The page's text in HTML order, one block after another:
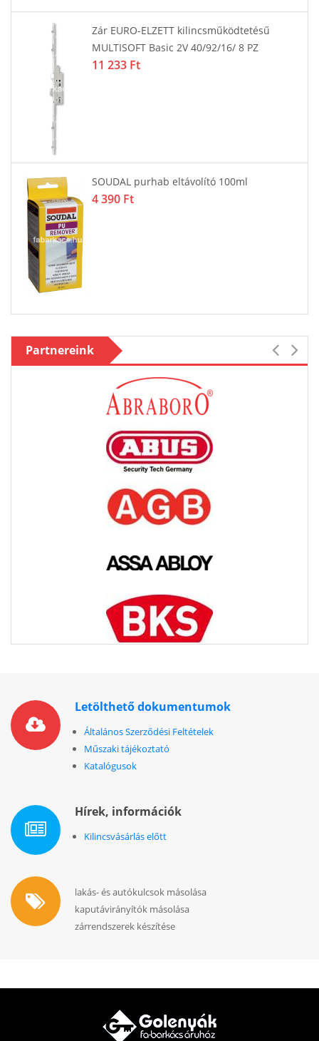
Zár EURO-ELZETT kilincsműködtetésű
MULTISOFT Basic 2V 40/92/16/ 8 PZ
11 233 Ft
SOUDAL purhab eltávolító 100ml
4 390 Ft
Partnereink
Letölthető dokumentumok
Általános Szerződési Feltételek
Műszaki tájékoztató
Katalógusok
Hírek, információk
Kilincsvásárlás előtt
lakás- és autókulcsok másolása
kaputávirányítók másolása
zárrendszerek készítése